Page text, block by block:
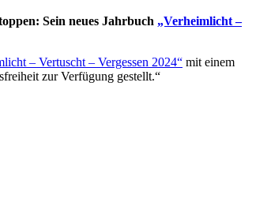
Sein neues Jahrbuch „Verheimlicht –
– Vertuscht – Vergessen 2024“ mit einem
zur Verfügung gestellt.“